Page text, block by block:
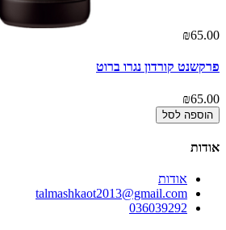
₪65.00
פרקשנט קורדון נגרו ברוט
₪65.00
הוספה לסל
אודות
אודות
talmashkaot2013@gmail.com
036039292